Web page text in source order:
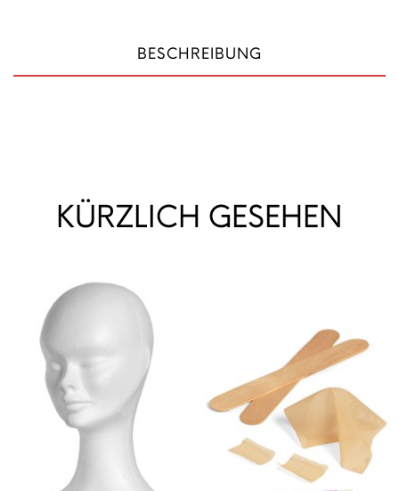
BESCHREIBUNG
KÜRZLICH GESEHEN